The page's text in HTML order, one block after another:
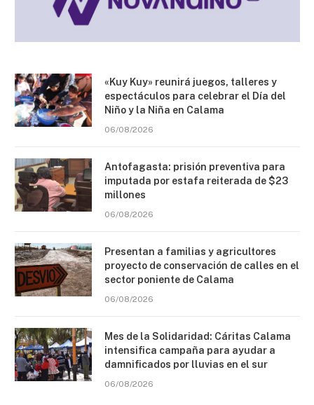
«Kuy Kuy» reunirá juegos, talleres y
espectáculos para celebrar el Día del
Niño y la Niña en Calama
06/08/2026
Antofagasta: prisión preventiva para
imputada por estafa reiterada de $23
millones
06/08/2026
Presentan a familias y agricultores
proyecto de conservación de calles en el
sector poniente de Calama
06/08/2026
Mes de la Solidaridad: Cáritas Calama
intensifica campaña para ayudar a
damnificados por lluvias en el sur
06/08/2026